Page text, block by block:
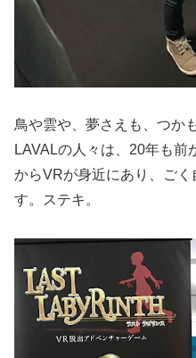
鳥や雲や、夢さえも、つか
LAVALの人々は、20年も前
からVRが身近にあり、ごく
す。ステキ。